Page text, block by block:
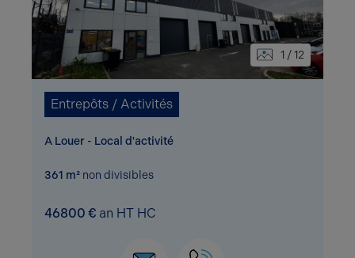
1 / 12
Entrepôts / Activités
A Louer - Local d'activité
361 m² non divisibles
46800 € an HT HC